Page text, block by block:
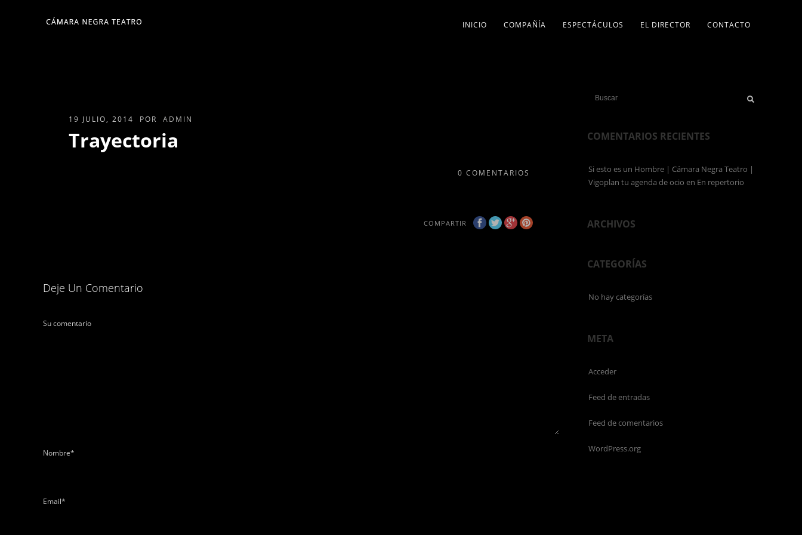
INICIO COMPAÑÍA ESPECTÁCULOS EL DIRECTOR CONTACTO
19 JULIO, 2014 POR ADMIN
Trayectoria
0 COMENTARIOS
COMPARTIR
Deje Un Comentario
Su comentario
Nombre*
Email*
COMENTARIOS RECIENTES
Si esto es un Hombre | Cámara Negra Teatro |
Vigoplan tu agenda de ocio en En repertorio
ARCHIVOS
CATEGORÍAS
No hay categorías
META
Acceder
Feed de entradas
Feed de comentarios
WordPress.org